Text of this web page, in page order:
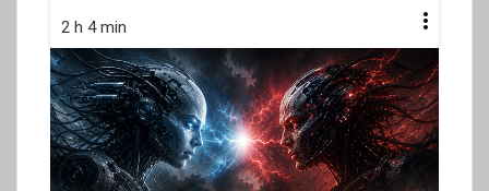
2 h 4 min